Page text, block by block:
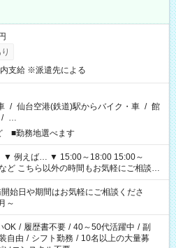
支給 ※派遣先による
/ 仙台空港(鉄道)駅からバイク・車 / 館
/ …
■勤務地選べます
ご相談く
日や期間はお気軽にご相談くださ
～
OK / 履歴書不要 / 40～50代活躍中 / 副
自由 / シフト勤務 / 10名以上の大量募